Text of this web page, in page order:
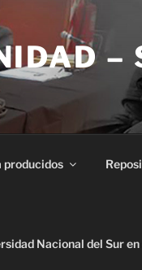
–
producidos
Nacional del Sur